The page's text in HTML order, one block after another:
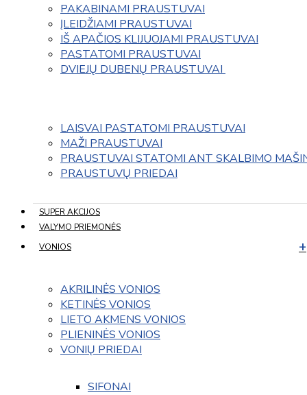
PAKABINAMI PRAUSTUVAI
ĮLEIDŽIAMI PRAUSTUVAI
IŠ APAČIOS KLIJUOJAMI PRAUSTUVAI
PASTATOMI PRAUSTUVAI
DVIEJŲ DUBENŲ PRAUSTUVAI
LAISVAI PASTATOMI PRAUSTUVAI
MAŽI PRAUSTUVAI
PRAUSTUVAI STATOMI ANT SKALBIMO
PRAUSTUVŲ PRIEDAI
SUPER AKCIJOS
VALYMO PRIEMONĖS
VONIOS
AKRILINĖS VONIOS
KETINĖS VONIOS
LIETO AKMENS VONIOS
PLIENINĖS VONIOS
VONIŲ PRIEDAI
SIFONAI